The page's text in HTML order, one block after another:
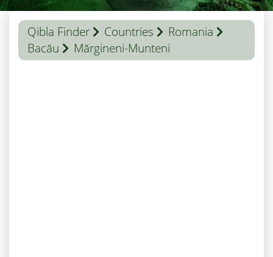
Qibla Finder Countries
Romania
Bacău
Mărgineni-Munteni